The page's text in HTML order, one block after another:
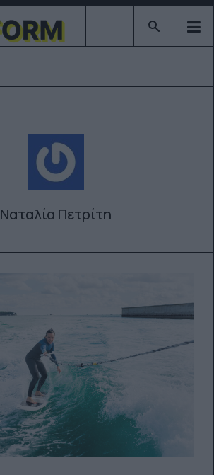
Type 2 or
Ναταλία Πετρίτη